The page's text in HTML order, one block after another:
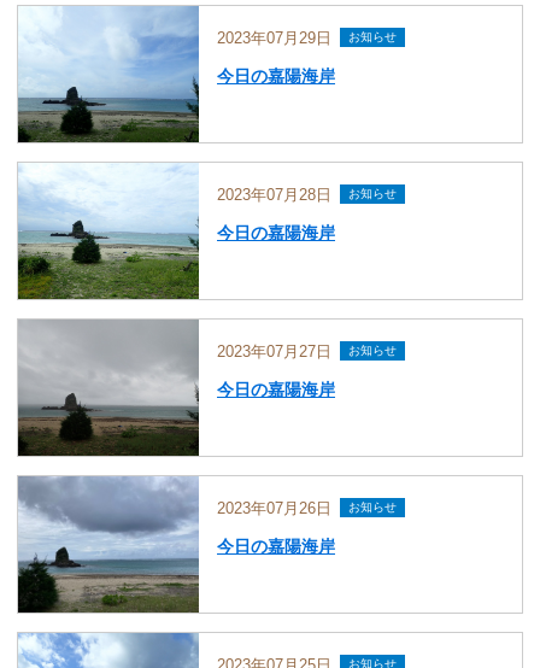
2023年07月29日 お知らせ
今日の嘉陽海岸
2023年07月28日 お知らせ
今日の嘉陽海岸
2023年07月27日 お知らせ
今日の嘉陽海岸
2023年07月26日 お知らせ
今日の嘉陽海岸
お知らせ